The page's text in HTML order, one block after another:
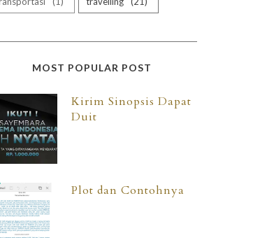
MOST POPULAR POST
Kirim Sinopsis Dapat
Duit
Plot dan Contohnya